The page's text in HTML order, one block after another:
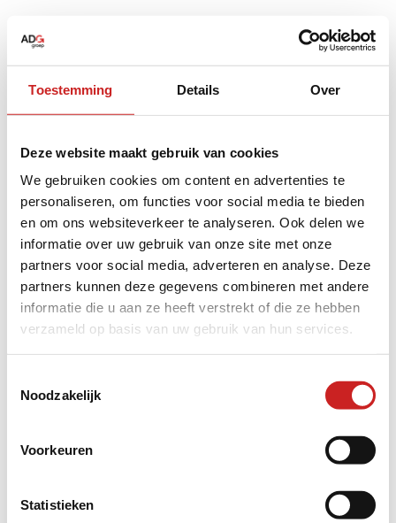
Toestemming Details Over
Deze website maakt gebruik van cookies
We gebruiken cookies om content en advertenties te
personaliseren, om functies voor social media te bieden
en om ons websiteverkeer te analyseren. Ook delen we
informatie over uw gebruik van onze site met onze
partners voor social media, adverteren en analyse. Deze
partners kunnen deze gegevens combineren met andere
informatie die u aan ze heeft verstrekt of die ze hebben
verzameld op basis van uw gebruik van hun services.
Noodzakelijk
Voorkeuren
Statistieken
loadingwww.adggroep.nl
for more